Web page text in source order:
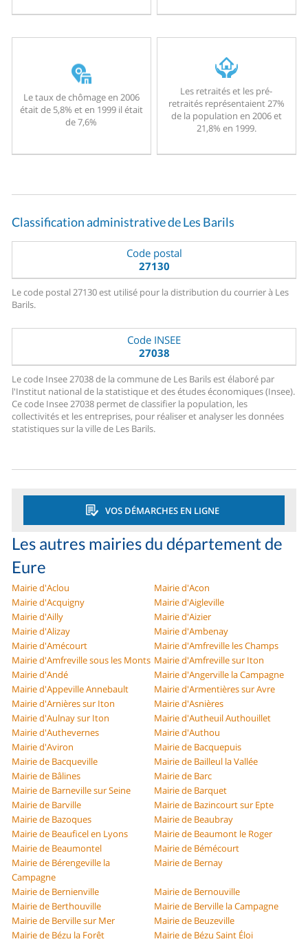
Le taux de chômage en 2006
était de 5,8% et en 1999 il était
de 7,6%
Les retraités et les pré-
retraités représentaient 27%
de la population en 2006 et
21,8% en 1999.
Classification administrative de Les Barils
Code postal
27130
Le code postal 27130 est utilisé pour la distribution du courrier à Les
Barils.
Code INSEE
27038
Le code Insee 27038 de la commune de Les Barils est élaboré par
l'Institut national de la statistique et des études économiques (Insee).
Ce code Insee 27038 permet de classifier la population, les
collectivités et les entreprises, pour réaliser et analyser les données
statistiques sur la ville de Les Barils.
VOS DÉMARCHES EN LIGNE
Les autres mairies du département de
Eure
Mairie d'Aclou
Mairie d'Acon
Mairie d'Acquigny
Mairie d'Aigleville
Mairie d'Ailly
Mairie d'Aizier
Mairie d'Alizay
Mairie d'Ambenay
Mairie d'Amécourt
Mairie d'Amfreville les Champs
Mairie d'Amfreville sous les Monts Mairie d'Amfreville sur Iton
Mairie d'Andé
Mairie d'Angerville la Campagne
Mairie d'Appeville Annebault
Mairie d'Armentières sur Avre
Mairie d'Arnières sur Iton
Mairie d'Asnières
Mairie d'Aulnay sur Iton
Mairie d'Autheuil Authouillet
Mairie d'Authevernes
Mairie d'Authou
Mairie d'Aviron
Mairie de Bacquepuis
Mairie de Bacqueville
Mairie de Bailleul la Vallée
Mairie de Bâlines
Mairie de Barc
Mairie de Barneville sur Seine
Mairie de Barquet
Mairie de Barville
Mairie de Bazincourt sur Epte
Mairie de Bazoques
Mairie de Beaubray
Mairie de Beauficel en Lyons
Mairie de Beaumont le Roger
Mairie de Beaumontel
Mairie de Bémécourt
Mairie de Bérengeville la
Campagne
Mairie de Bernay
Mairie de Bernienville
Mairie de Bernouville
Mairie de Berthouville
Mairie de Berville la Campagne
Mairie de Berville sur Mer
Mairie de Beuzeville
Mairie de Bézu la Forêt
Mairie de Bézu Saint Éloi